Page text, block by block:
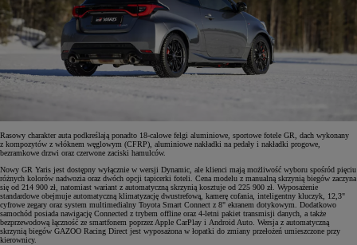
Rasowy charakter auta podkreślają ponadto 18-calowe felgi aluminiowe, sportowe fotele GR, dach wykonany
z kompozytów z włóknem węglowym (CFRP), aluminiowe nakładki na pedały i nakładki progowe,
bezramkowe drzwi oraz czerwone zaciski hamulców.
Nowy GR Yaris jest dostępny wyłącznie w wersji Dynamic, ale klienci mają możliwość wyboru spośród pięciu
różnych kolorów nadwozia oraz dwóch opcji tapicerki foteli. Cena modelu z manualną skrzynią biegów zaczyna
się od 214 900 zł, natomiast wariant z automatyczną skrzynią kosztuje od 225 900 zł. Wyposażenie
standardowe obejmuje automatyczną klimatyzację dwustrefową, kamerę cofania, inteligentny kluczyk, 12,3"
cyfrowe zegary oraz system multimedialny Toyota Smart Connect z 8" ekranem dotykowym. Dodatkowo
samochód posiada nawigację Connected z trybem offline oraz 4-letni pakiet transmisji danych, a także
bezprzewodową łączność ze smartfonem poprzez Apple CarPlay i Android Auto. Wersja z automatyczną
skrzynią biegów GAZOO Racing Direct jest wyposażona w łopatki do zmiany przełożeń umieszczone przy
kierownicy.